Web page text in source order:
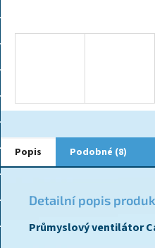
Popis Podobné (8)
Detailní popis
Průmyslový ventilátor